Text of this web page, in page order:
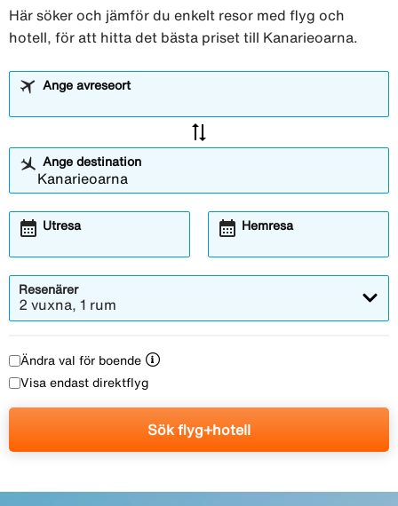
Här söker och jämför du enkelt resor med flyg och
hotell, för att hitta det bästa priset till Kanarieoarna.
Ange avreseort
sync_alt
Ange destination
Utresa
calendar_month Hemresa
calendar_month
Resenärer
2 vuxna, 1 rum
Ändra val för boende
Visa endast direktflyg
Sök flyg+hotell